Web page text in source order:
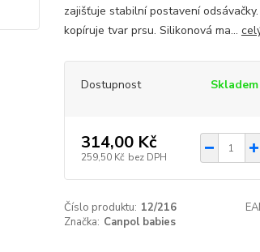
zajišťuje stabilní postavení
kopíruje tvar prsu. Silikonová ma...
Dostupnost Skladem
314,00 Kč
259,50 Kč bez DPH
Číslo produktu: 12/216
Značka: Canpol babies